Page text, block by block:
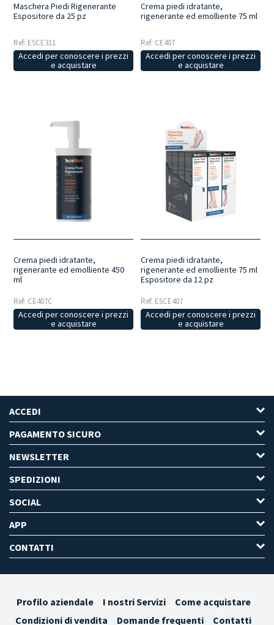
Maschera Piedi Rigenerante
Espositore da 25 pz
Ref: ESCE311
Accedi per conoscere i prezzi
e acquistare
Crema piedi idratante,
rigenerante ed emolliente 75 ml
Ref: CE407
Accedi per conoscere i prezzi
e acquistare
Crema piedi idratante,
rigenerante ed emolliente 450
ml
Ref: CE407C
Accedi per conoscere i prezzi
e acquistare
Crema piedi idratante,
rigenerante ed emolliente 75 ml
Espositore da 12 pz
Ref: ESCE407
Accedi per conoscere i prezzi
e acquistare
ACCEDI
PAGAMENTO SICURO
NEWSLETTER
SPEDIZIONI
SOCIAL
APP
CONTATTI
Profilo aziendale I nostri Servizi
Come acquistare
Condizioni di vendita
Domande frequenti Contatti